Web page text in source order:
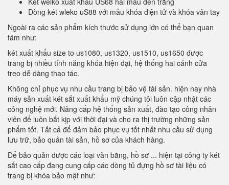
Dòng két wleko uS88 với mẫu khóa điện tử và khóa vân tay
Ngoài ra các sản phẩm kích thước sử dụng lớn có thể bạn quan
tâm như:
két xuất khẩu size to us1080, us1320, us1510, us1650 được
trang bị nhiều tính năng khóa hiện đại, hệ thống hai cánh cửa
treo dễ dàng thao tác.
Không chỉ phục vụ nhu cầu trang bị bảo vệ tài sản. hiện nay nhà
máy sản xuất két sắt xuất khẩu mỹ chúng tôi luôn cập nhật các
công nghệ mới. Nâng cấp hệ thống sản xuất, đào tạo công nhân
viên để luôn bắt kịp với thời đại và cho ra thị trường những sản
phẩm tốt. Tất cả để đảm bảo phục vụ tốt nhất nhu cầu sử dụng
lưu trữ, bảo quản tài sản, hồ sơ của khách hàng.
Để bảo quản được các loại văn bằng, hồ sơ ... hiện tại công ty két
sắt cao cấp đang cung cấp các dòng tủ đựng hồ sơ tài liệu có
trang bị khóa bảo mật như: